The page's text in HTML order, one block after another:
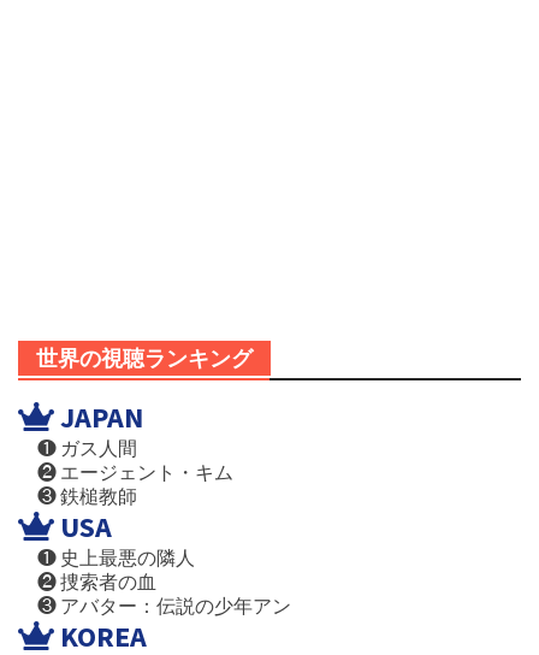
世界の視聴ランキング
JAPAN
❶ ガス人間
❷ エージェント・キム
❸ 鉄槌教師
USA
❶ 史上最悪の隣人
❷ 捜索者の血
❸ アバター：伝説の少年アン
KOREA